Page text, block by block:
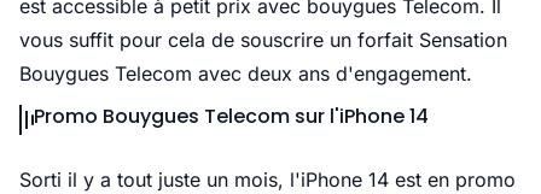
est accessible à petit prix avec bouygues Telecom. Il
vous suffit pour cela de souscrire un forfait Sensation
Bouygues Telecom avec deux ans d'engagement.
Promo Bouygues Telecom sur l'iPhone 14
Sorti il y a tout juste un mois, l'iPhone 14 est en promo